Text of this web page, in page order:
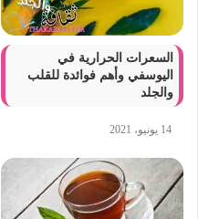
السعرات الحرارية في
اليوسفي وأهم فوائدة للقلب
والجلد
14 يونيو، 2021